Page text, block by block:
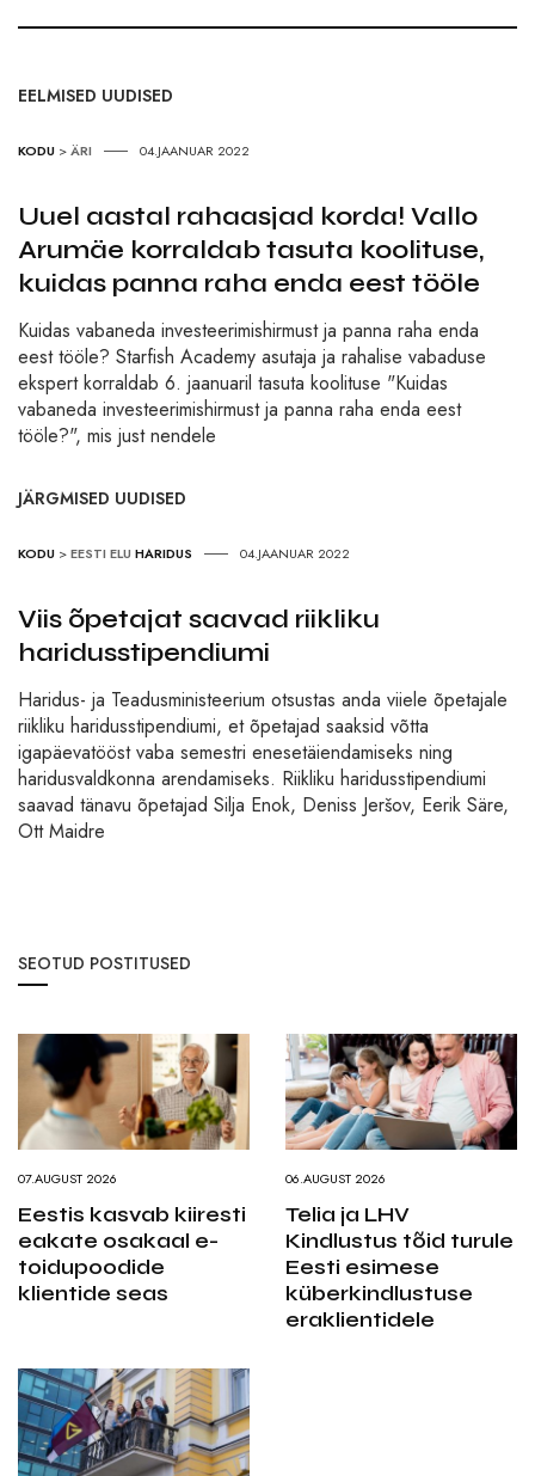
EELMISED UUDISED
KODU >ÄRI 04.JAANUAR 2022
Uuel aastal rahaasjad korda! Vallo
Arumäe korraldab tasuta koolituse,
kuidas panna raha enda eest tööle
Kuidas vabaneda investeerimishirmust ja panna raha enda
eest tööle? Starfish Academy asutaja ja rahalise vabaduse
ekspert korraldab 6. jaanuaril tasuta koolituse "Kuidas
vabaneda investeerimishirmust ja panna raha enda eest
tööle?", mis just nendele
JÄRGMISED UUDISED
KODU >EESTI ELU HARIDUS 04.JAANUAR 2022
Viis õpetajat saavad riikliku
haridusstipendiumi
Haridus- ja Teadusministeerium otsustas anda viiele õpetajale
riikliku haridusstipendiumi, et õpetajad saaksid võtta
igapäevatööst vaba semestri enesetäiendamiseks ning
haridusvaldkonna arendamiseks. Riikliku haridusstipendiumi
saavad tänavu õpetajad Silja Enok, Deniss Jeršov, Eerik Säre,
Ott Maidre
SEOTUD POSTITUSED
07.AUGUST 2026
Eestis kasvab kiiresti
eakate osakaal e-
toidupoodide
klientide seas
06.AUGUST 2026
Telia ja LHV
Kindlustus tõid turule
Eesti esimese
küberkindlustuse
eraklientidele